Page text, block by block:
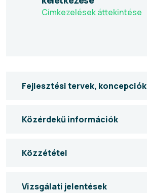
Címkezelések áttekintése
Fejlesztési tervek, koncepciók
Közérdekű információk
Közzététel
Vizsgálati jelentések